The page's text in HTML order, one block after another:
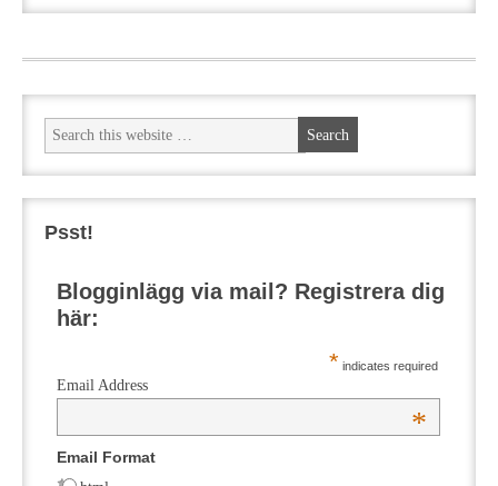
Psst!
Blogginlägg via mail? Registrera dig
här:
* indicates required
Email Address
*
Email Format